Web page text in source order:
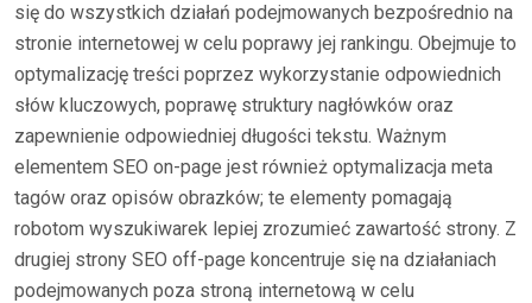
się do wszystkich działań podejmowanych bezpośrednio na
stronie internetowej w celu poprawy jej rankingu. Obejmuje to
optymalizację treści poprzez wykorzystanie odpowiednich
słów kluczowych, poprawę struktury nagłówków oraz
zapewnienie odpowiedniej długości tekstu. Ważnym
elementem SEO on-page jest również optymalizacja meta
tagów oraz opisów obrazków; te elementy pomagają
robotom wyszukiwarek lepiej zrozumieć zawartość strony. Z
drugiej strony SEO off-page koncentruje się na działaniach
podejmowanych poza stroną internetową w celu